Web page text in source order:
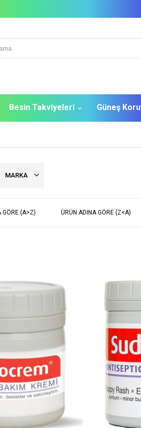
Besin Takviyeleri Güneş
MARKA
GÖRE (A>Z) ÜRÜN ADINA GÖRE (Z<A)